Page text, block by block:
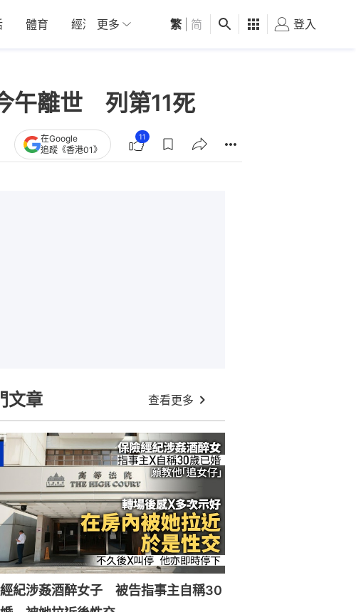
體育 經濟 01深圳 觀點 健康 好食玩飛
更多 繁 简 登入
午離世 列第11死
在Google
追蹤《香港01》
11
文章 查看更多
紀涉姦酒醉女子 被告指事主自稱30